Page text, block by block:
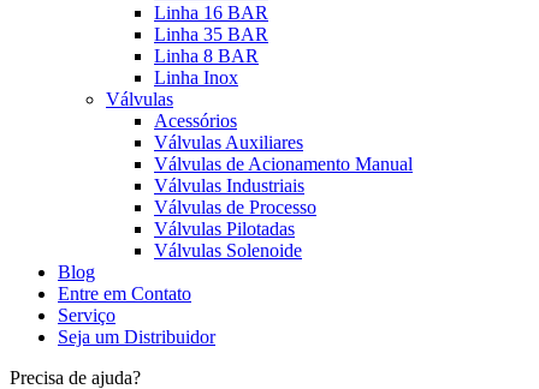
Linha 16 BAR
Linha 35 BAR
Linha 8 BAR
Linha Inox
Válvulas
Acessórios
Válvulas Auxiliares
Válvulas de Acionamento Manual
Válvulas Industriais
Válvulas de Processo
Válvulas Pilotadas
Válvulas Solenoide
Blog
Entre em Contato
Serviço
Seja um Distribuidor
Precisa de ajuda?